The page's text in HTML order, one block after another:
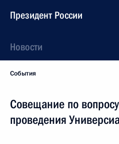
Президент России
Новости
События
Совещание по
проведения